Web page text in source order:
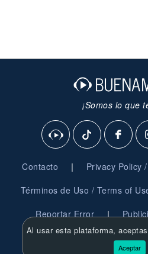
¡Somos lo que
Contacto | Privacy Policy
Términos de Uso / Terms of
Reportar Error |
© 2026 BuenaMusica.com -
Al usar esta plataforma,
Aceptar